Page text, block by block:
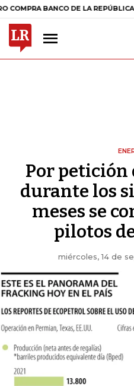
BANCO DE LA REPÚBLICA $
Por petición
durante los
meses se
pilotos
miércoles, 14 de